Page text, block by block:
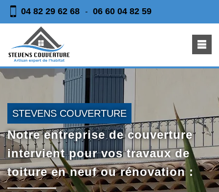
04 82 29 62 68 - 06 60 04 82 59
STEVENS COUVERTURE
Notre entreprise de couverture
intervient pour vos travaux de
toiture en neuf ou rénovation :